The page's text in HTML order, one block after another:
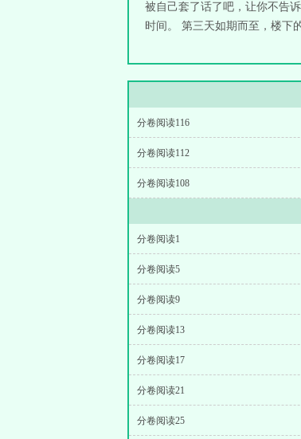
被自己套了话了吧，让你不告
时间。 第三天如期而至，楼下
分卷阅读116
分卷阅读112
分卷阅读108
分卷阅读1
分卷阅读5
分卷阅读9
分卷阅读13
分卷阅读17
分卷阅读21
分卷阅读25